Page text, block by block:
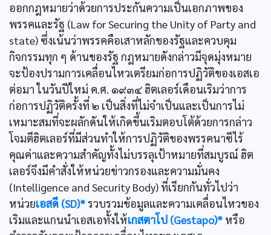
ออกกฎหมายว่าด้วยการประกันความเป็นเอกภาพของ
พรรคและรัฐ (Law for Securing the Unity of Party and
state) ซึ่งเน้นว่าพรรคคือเสาหลักของรัฐและควบคุม
กิจกรรมทุก ๆ ด้านของรัฐ กฎหมายดังกล่าวมีจุดมุ่งหมาย
จะป้องปรามการเคลื่อนไหวเตรียมก่อการปฏิวัติของเอสเอ
ต่อมา ในวันปีใหม่ ค.ศ. ๑๙๓๔ ฮิตเลอร์เดือนเริมว่าการ
ก่อการปฏิวัติครั้งที่ ๒ เป็นสิ่งที่ไม่จำเป็นและเป็นการไม่
เหมาะสมที่จะผลักดันให้เกิดขึ้นเริมตอบโต้ด้วยการกล่าว
โจมตีฮิตเลอร์ที่มีส่วนทำให้การปฏิวัติของพรรคนาซีไร้
คุณค่าและความสำคัญทั้งไม่บรรลุเป้าหมายที่สมบูรณ์ ฮิต
เลอร์จึงมีคำสั่งให้หน่วยข่าวกรองและความมั่นคง
(Intelligence and Security Body) ที่เรียกกันทั่วไปว่า
หน่วยเอสดี (SD)*รวบรวมข้อมูลและความเคลื่อนไหวของ
เริมและแกนนำเอสเอทั้งให้เกสตาโป (Gestapo)* หรือ